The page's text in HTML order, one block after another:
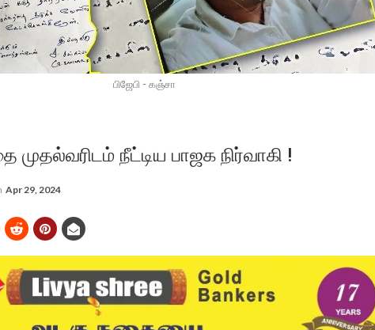
பிஜேபி - கஞ்சா
நீட்டிய பாஜக நிர்வாகி !
Apr 29, 2024